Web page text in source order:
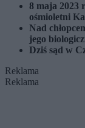
8 maja 2023
ośmioletni
Nad
jego
Dziś sąd w
Reklama
Reklama